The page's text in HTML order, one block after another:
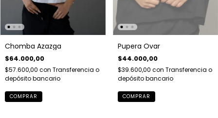
Chomba Azazga
$64.000,00
$57.600,00 con Transferencia o
depósito bancario
COMPRAR
Pupera Ovar
$44.000,00
$39.600,00 con Transferencia o
depósito bancario
COMPRAR